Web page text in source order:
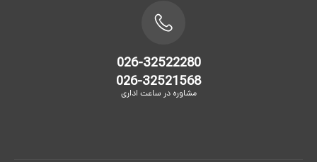
026-32522280
026-32521568
مشاوره در ساعت اداری